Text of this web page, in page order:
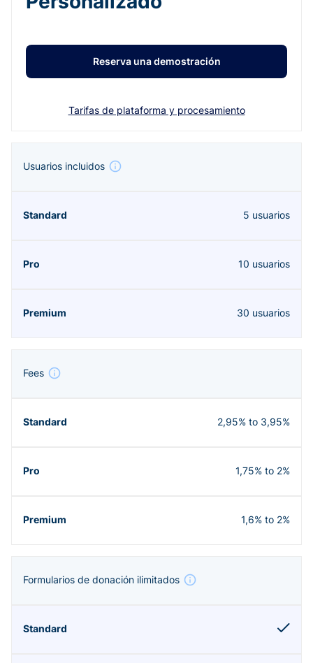
Reserva una demostración
Tarifas de plataforma y procesamiento
Usuarios incluidos
5 usuarios
10 usuarios
30 usuarios
Fees
2,95% to 3,95%
1,75% to 2%
1,6% to 2%
Formularios de donación ilimitados